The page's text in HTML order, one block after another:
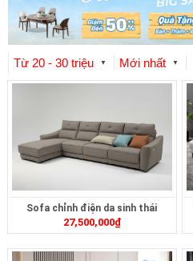
LIÊN HỆ
Từ 20 - 30 triệu ▼ Mới nhất ▼
Sofa chỉnh điện da sinh thái
ZT2624
27,500,000₫